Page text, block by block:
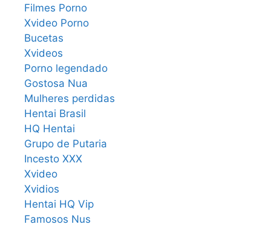
Filmes Porno
Xvideo Porno
Bucetas
Xvideos
Porno legendado
Gostosa Nua
Mulheres perdidas
Hentai Brasil
HQ Hentai
Grupo de Putaria
Incesto XXX
Xvideo
Xvidios
Hentai HQ Vip
Famosos Nus